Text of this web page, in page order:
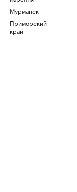
Мурманск
Приморский
край